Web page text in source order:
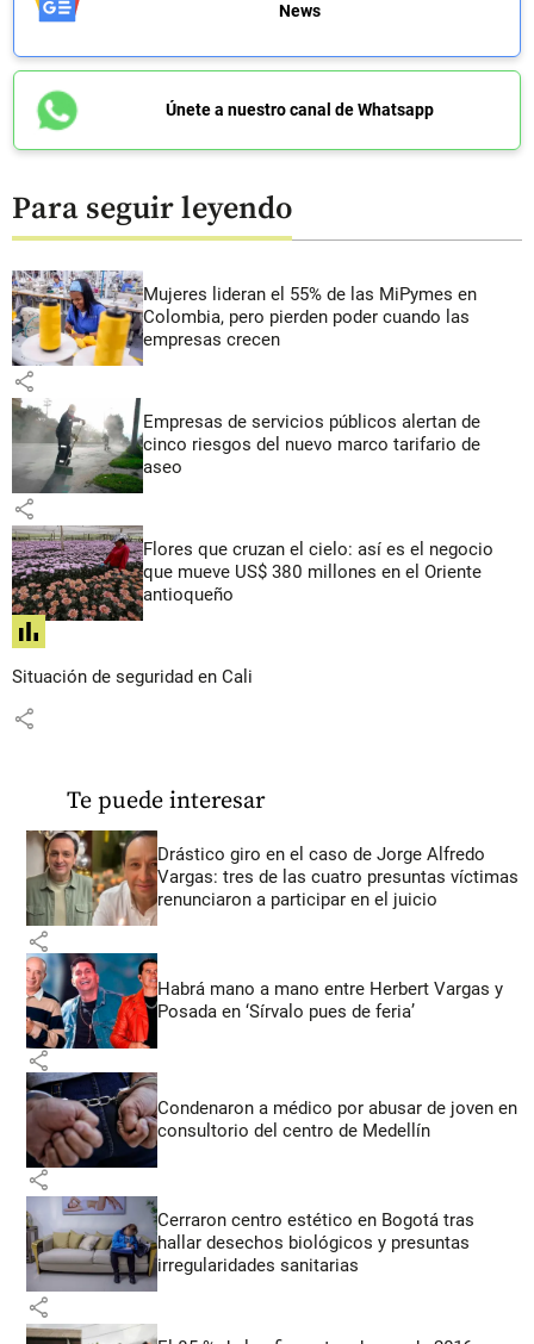
News
Únete a nuestro canal de Whatsapp
Para seguir leyendo
Mujeres lideran el 55% de las MiPymes en
Colombia, pero pierden poder cuando las
empresas crecen
share
Empresas de servicios públicos alertan de
cinco riesgos del nuevo marco tarifario de
aseo
share
Flores que cruzan el cielo: así es el negocio
que mueve US$ 380 millones en el Oriente
antioqueño
share
Situación de seguridad en Cali
share
Te puede interesar
Drástico giro en el caso de Jorge Alfredo
Vargas: tres de las cuatro presuntas víctimas
renunciaron a participar en el juicio
share
Habrá mano a mano entre Herbert Vargas y
Posada en ‘Sírvalo pues de feria’
share
Condenaron a médico por abusar de joven en
consultorio del centro de Medellín
share
Cerraron centro estético en Bogotá tras
hallar desechos biológicos y presuntas
irregularidades sanitarias
share